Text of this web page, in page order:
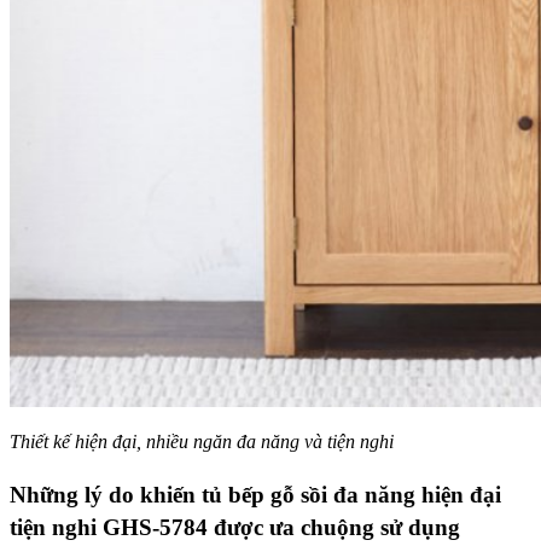
Thiết kế hiện đại, nhiều ngăn đa năng và tiện nghi
Những lý do khiến tủ bếp gỗ sồi đa năng hiện đại
tiện nghi GHS-5784 được ưa chuộng sử dụng